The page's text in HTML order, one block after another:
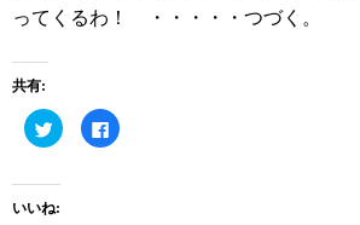
ってくるわ！ ・・・・・つづく。
共有:
ク
リ
し
Twitter
Facebook
で
いいね: